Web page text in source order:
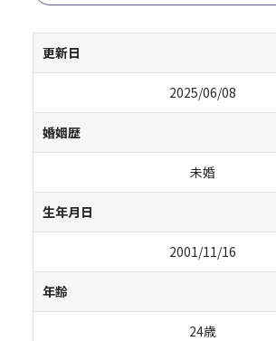
更新日
2025/06/08
婚姻歴
未婚
生年月日
2001/11/16
年齢
24歳